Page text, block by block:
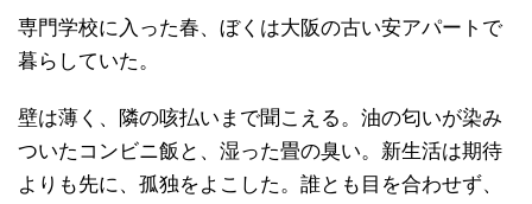
専門学校に入った春、ぼくは大阪の古い安アパートで
暮らしていた。
壁は薄く、隣の咳払いまで聞こえる。油の匂いが染み
ついたコンビニ飯と、湿った畳の臭い。新生活は期待
よりも先に、孤独をよこした。誰とも目を合わせず、